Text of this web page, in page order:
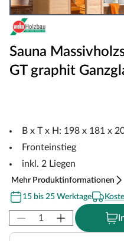
Sauna
GT graphit
B x T x H: 198 x 181 x
Fronteinstieg
inkl. 2 Liegen
Mehr Produktinformationen
15 bis 25 Werktage